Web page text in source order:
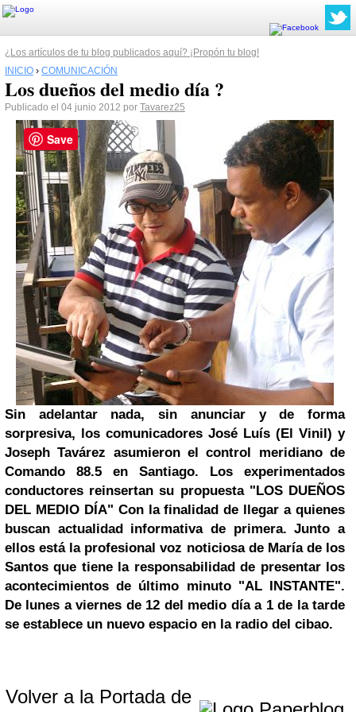
¿Los artículos de tu blog publicados aquí? ¡Propón tu blog!
INICIO › COMUNICACIÓN
Los dueños del medio día ?
Publicado el 04 junio 2012 por Tavarez25
Sin adelantar nada, sin anunciar y de forma
sorpresiva, los comunicadores José Luís (El Vinil) y
Joseph Tavárez asumieron el control meridiano de
Comando 88.5 en Santiago.
Los experimentados
conductores reinsertan su propuesta "LOS DUEÑOS
DEL MEDIO DÍA" Con la finalidad de llegar a quienes
buscan actualidad informativa de primera. Junto a
ellos está la profesional voz noticiosa de María de los
Santos que tiene la responsabilidad de presentar los
acontecimientos de último minuto "AL INSTANTE".
De lunes a viernes de 12 del medio día a 1 de la tarde
se establece un nuevo espacio en la radio del cibao.
Volver a la Portada de
Save